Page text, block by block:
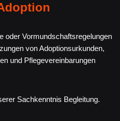
oder Vormundschaftsregelungen
von Adoptionsurkunden,
und Pflegevereinbarungen
Sachkenntnis Begleitung.